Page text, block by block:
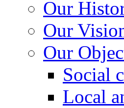
Our
Our
Our
Social
Local